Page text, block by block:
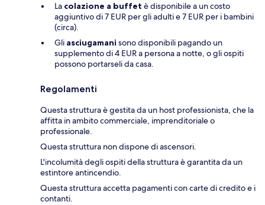
La colazione a buffet è disponibile a un costo
aggiuntivo di 7 EUR per gli adulti e 7 EUR per i bambini
(circa).
Gli asciugamani sono disponibili pagando un
supplemento di 4 EUR a persona a notte, o gli ospiti
possono portarseli da casa.
Regolamenti
Questa struttura è gestita da un host professionista, che la
affitta in ambito commerciale, imprenditoriale o
professionale.
Questa struttura non dispone di ascensori.
L'incolumità degli ospiti della struttura è garantita da un
estintore antincendio.
Questa struttura accetta pagamenti con carte di credito e i
contanti.